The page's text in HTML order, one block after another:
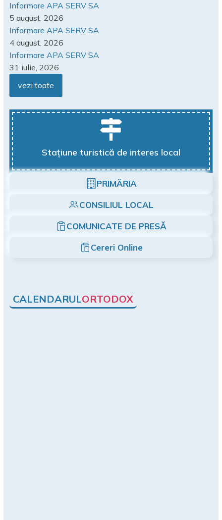
Informare APA SERV SA
5 august, 2026
Informare APA SERV SA
4 august, 2026
Informare APA SERV SA
31 iulie, 2026
vezi toate
Stațiune turistică de interes local
PRIMĂRIA
CONSILIUL LOCAL
COMUNICATE DE PRESĂ
Cereri Online
CALENDARULORTODOX